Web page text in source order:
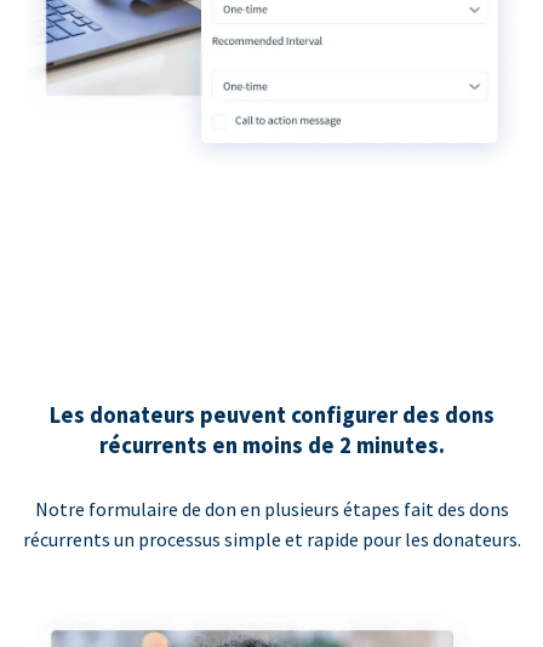
Les donateurs peuvent configurer des dons
récurrents en moins de 2 minutes.
Notre formulaire de don en plusieurs étapes fait des dons
récurrents un processus simple et rapide pour les donateurs.